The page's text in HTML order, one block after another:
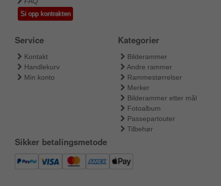
Si opp kontrakten
Service
Kontakt
Handlekurv
Min konto
Kategorier
Bilderammer
Andre rammer
Rammestørrelser
Merker
Bilderammer etter mål
Fotoalbum
Passepartouter
Tilbehør
Sikker betalingsmetode